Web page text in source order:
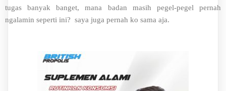
tugas banyak banget, mana badan masih pegel-pegel pernah
ngalamin seperti ini? saya juga pernah ko sama aja.